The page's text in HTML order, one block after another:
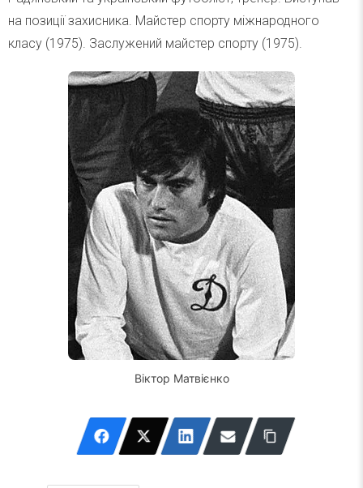
на позиції захисника. Майстер спорту міжнародного
класу (1975). Заслужений майстер спорту (1975).
Віктор Матвієнко